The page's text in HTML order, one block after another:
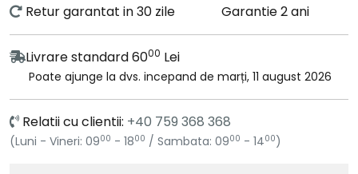
Retur garantat in 30 zile Garantie 2 ani
Livrare standard 6000 Lei
Poate ajunge la dvs. incepand de marți, 11 august 2026
Relatii cu clientii: +40 759 368 368
(Luni - Vineri: 0900 - 1800 / Sambata: 0900 - 1400)